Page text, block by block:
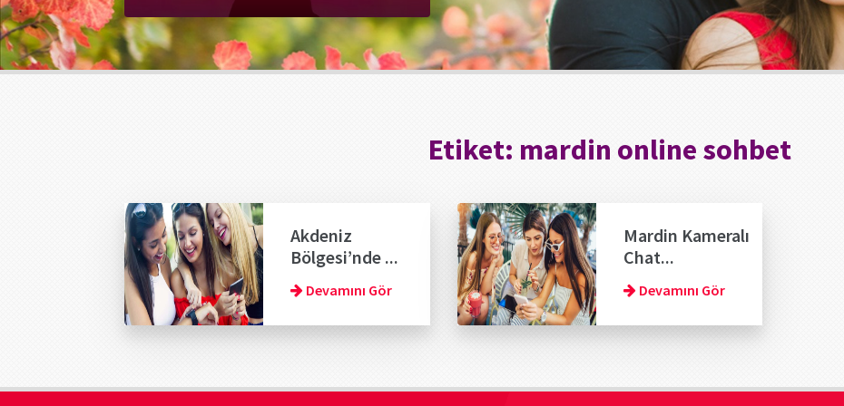
Etiket: mardin online sohbet
Akdeniz
Bölgesi’nde ...
Devamını Gör
Mardin Kameralı
Chat...
Devamını Gör